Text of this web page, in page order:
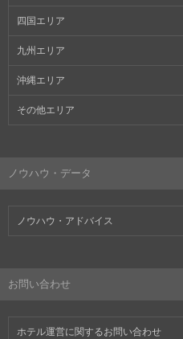
四国エリア
九州エリア
沖縄エリア
その他エリア
ノウハウ・データ
ノウハウ・アドバイス
お問い合わせ
ホテル運営に関するお問い合わせ